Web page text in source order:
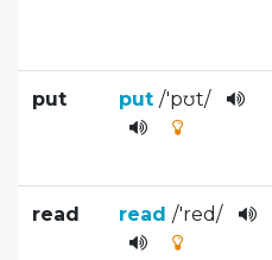
put put /'pʊt/
read read /'red/